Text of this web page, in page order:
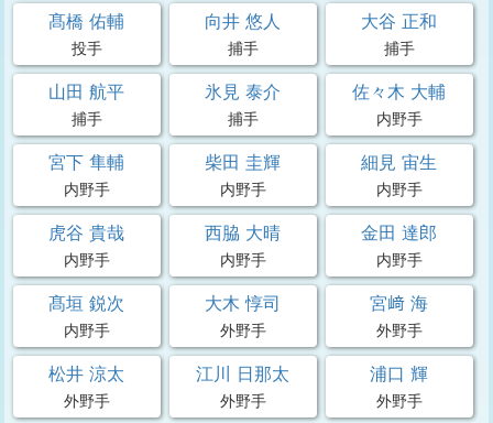
髙橋 佑輔
投手
向井 悠人
捕手
大谷 正和
捕手
山田 航平
捕手
氷見 泰介
捕手
佐々木 大輔
内野手
宮下 隼輔
内野手
柴田 圭輝
内野手
細見 宙生
内野手
虎谷 貴哉
内野手
西脇 大晴
内野手
金田 達郎
内野手
髙垣 鋭次
内野手
大木 惇司
外野手
宮﨑 海
外野手
松井 涼太
外野手
江川 日那太
外野手
浦口 輝
外野手